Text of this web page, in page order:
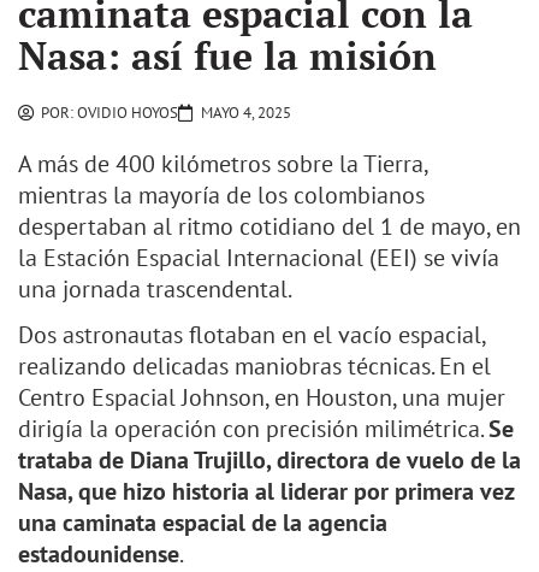
caminata espacial con la
Nasa: así fue la misión
POR:OVIDIO HOYOS MAYO 4, 2025
A más de 400 kilómetros sobre la Tierra,
mientras la mayoría de los colombianos
despertaban al ritmo cotidiano del 1 de mayo, en
la Estación Espacial Internacional (EEI) se vivía
una jornada trascendental.
Dos astronautas flotaban en el vacío espacial,
realizando delicadas maniobras técnicas. En el
Centro Espacial Johnson, en Houston, una mujer
dirigía la operación con precisión milimétrica.Se
trataba de Diana Trujillo, directora de vuelo de la
Nasa, que hizo historia al liderar por primera vez
una caminata espacial de la agencia
estadounidense.